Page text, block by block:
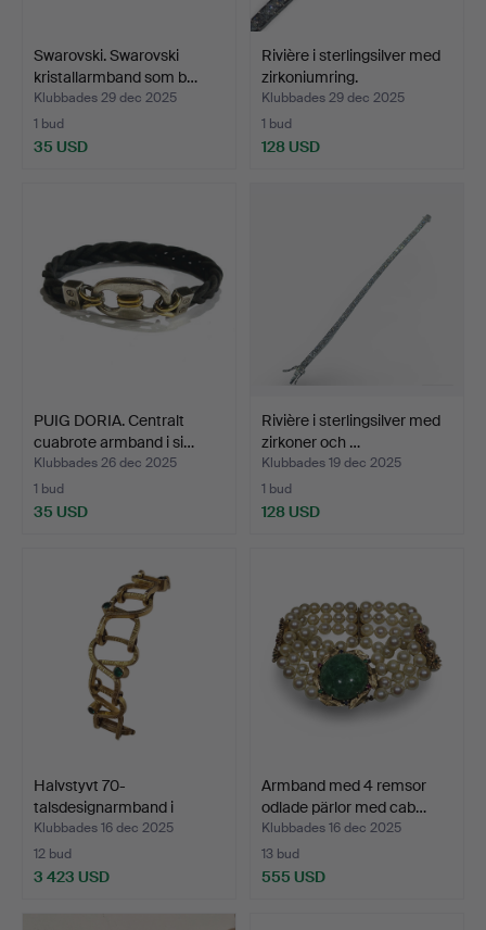
Swarovski. Swarovski
kristallarmband som b…
Klubbades 29 dec 2025
1 bud
35 USD
Rivière i sterlingsilver med
zirkoniumring.
Klubbades 29 dec 2025
1 bud
128 USD
PUIG DORIA. Centralt
cuabrote armband i si…
Klubbades 26 dec 2025
1 bud
35 USD
Rivière i sterlingsilver med
zirkoner och …
Klubbades 19 dec 2025
1 bud
128 USD
Halvstyvt 70-
talsdesignarmband i
mejslat o…
Klubbades 16 dec 2025
12 bud
3 423 USD
Armband med 4 remsor
odlade pärlor med cab…
Klubbades 16 dec 2025
13 bud
555 USD